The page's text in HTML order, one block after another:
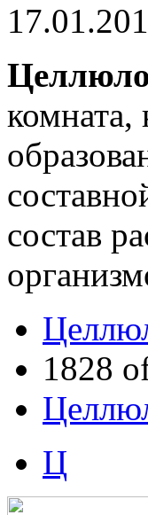
комната,
состав
1828
Ц